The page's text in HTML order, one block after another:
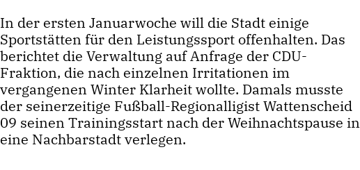
In der ersten Januarwoche will die Stadt einige
Sportstätten für den Leistungssport offenhalten. Das
berichtet die Verwaltung auf Anfrage der CDU-
Fraktion, die nach einzelnen Irritationen im
vergangenen Winter Klarheit wollte. Damals musste
der seinerzeitige Fußball-Regionalligist Wattenscheid
09 seinen Trainingsstart nach der Weihnachtspause in
eine Nachbarstadt verlegen.